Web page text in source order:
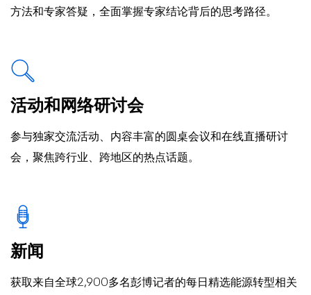
方法和专家答疑，全面掌握专家结论背后的思考路径。
活动和网络研讨会
参与独家交流活动、内容丰富的圆桌会议和在线直播研讨
会，聚焦跨行业、跨地区的热点话题。
新闻
获取来自全球2,900多名彭博记者的每日精选能源转型相关